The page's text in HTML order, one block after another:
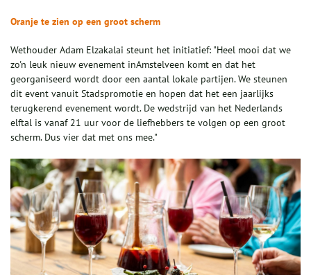
Oranje te zien op een groot scherm
Wethouder Adam Elzakalai steunt het initiatief: "Heel mooi dat we
zo'n leuk nieuw evenement inAmstelveen komt en dat het
georganiseerd wordt door een aantal lokale partijen. We steunen
dit event vanuit Stadspromotie en hopen dat het een jaarlijks
terugkerend evenement wordt. De wedstrijd van het Nederlands
elftal is vanaf 21 uur voor de liefhebbers te volgen op een groot
scherm. Dus vier dat met ons mee."